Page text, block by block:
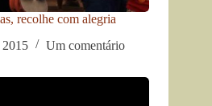
recolhe com alegria
2015
Um comentário